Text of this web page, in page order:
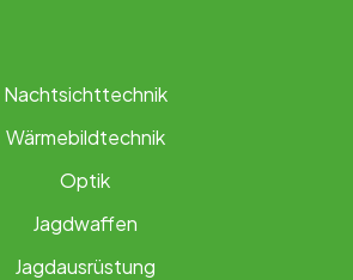
Nachtsichttechnik
Wärmebildtechnik
Optik
Jagdwaffen
Jagdausrüstung